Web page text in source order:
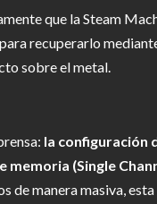
que la Steam
recuperarlo
sobre el metal.
la configuración
memoria (Single
manera masiva,